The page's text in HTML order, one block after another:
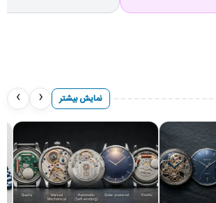
نمایش بیشتر ‹
›